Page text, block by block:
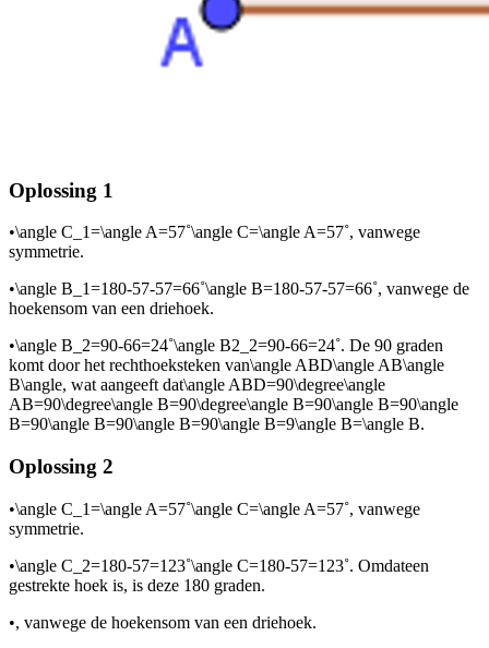
Oplossing 1
•\angle C_1=\angle A=57˚\angle C=\angle A=57˚, vanwege
symmetrie.
•\angle B_1=180-57-57=66˚\angle B=180-57-57=66˚, vanwege de
hoekensom van een driehoek.
•\angle B_2=90-66=24˚\angle B2_2=90-66=24˚. De 90 graden
komt door het rechthoeksteken van\angle ABD\angle AB\angle
B\angle, wat aangeeft dat\angle ABD=90\degree\angle
AB=90\degree\angle B=90\degree\angle B=90\angle B=90\angle
B=90\angle B=90\angle B=90\angle B=9\angle B=\angle B.
Oplossing 2
•\angle C_1=\angle A=57˚\angle C=\angle A=57˚, vanwege
symmetrie.
•\angle C_2=180-57=123˚\angle C=180-57=123˚. Omdateen
gestrekte hoek is, is deze 180 graden.
•, vanwege de hoekensom van een driehoek.